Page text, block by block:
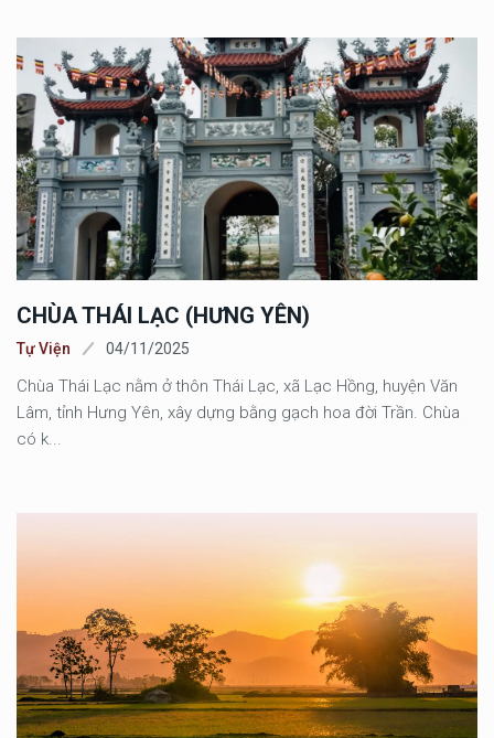
CHÙA THÁI LẠC (HƯNG YÊN)
Tự Viện 04/11/2025
Chùa Thái Lạc nằm ở thôn Thái Lạc, xã Lạc Hồng, huyện Văn
Lâm, tỉnh Hưng Yên, xây dựng bằng gạch hoa đời Trần. Chùa
có k...